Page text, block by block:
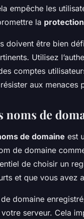
empêche les
la
doivent être bien
Utilisez
comptes
aux menaces
noms de
de domaine est
de domaine
de choisir un
et que vous
domaine
serveur. Cela